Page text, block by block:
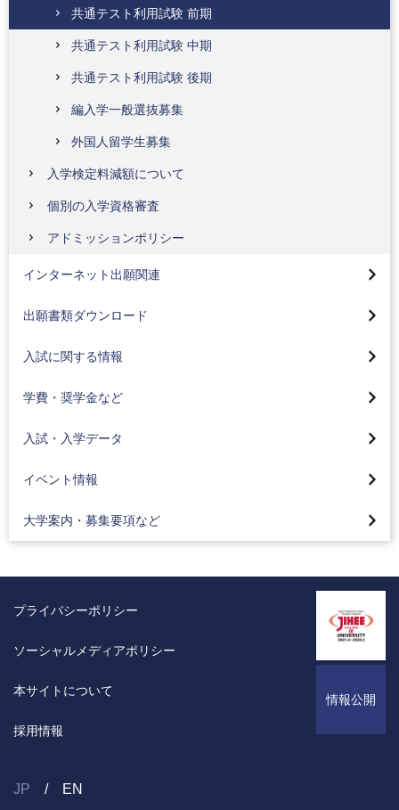
共通テスト利用試験 前期
共通テスト利用試験 中期
共通テスト利用試験 後期
編入学一般選抜募集
外国人留学生募集
入学検定料減額について
個別の入学資格審査
アドミッションポリシー
インターネット出願関連
出願書類ダウンロード
学校推薦型選抜(公募制)
学校推薦型選抜(指定校)
高校コード検索
入試に関する情報
学費・奨学金など
教育ローンについて
卒業生御子息等入学金免除制度
入試・入学データ
2023年度入試結果
2022年度入試結果
2021年度入試結果
イベント情報
（工科大ナビ）
オープンキャンパス・入試説明会
大学案内・募集要項など
入試・入学相談フォーム
情報公開
プライバシーポリシー
ソーシャルメディアポリシー
本サイトについて
採用情報
JP EN